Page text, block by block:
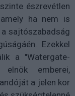
észrevétlen
ha nem is
sajtószabadság
Ezekkel
a "Watergate-
emberei,
a jelen kor